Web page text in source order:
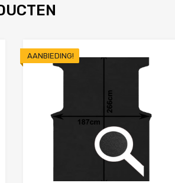
Toevoegen aan Favorieten
AANBIEDING!